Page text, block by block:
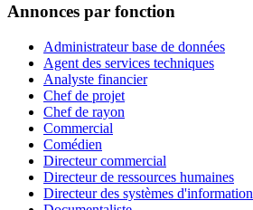
Annonces par fonction
Administrateur base de données
Agent des services techniques
Analyste financier
Chef de projet
Chef de rayon
Commercial
Comédien
Directeur commercial
Directeur de ressources humaines
Directeur des systèmes d'information